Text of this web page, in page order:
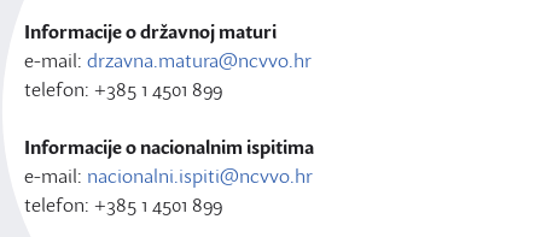
Informacije o državnoj maturi
e-mail: drzavna.matura@ncvvo.hr
telefon: +385 1 4501 899
Informacije o nacionalnim ispitima
e-mail: nacionalni.ispiti@ncvvo.hr
telefon: +385 1 4501 899